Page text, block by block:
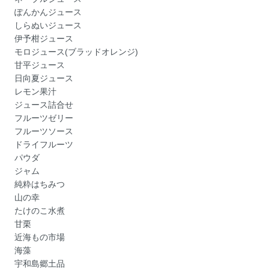
ぽんかんジュース
しらぬいジュース
伊予柑ジュース
モロジュース(ブラッドオレンジ)
甘平ジュース
日向夏ジュース
レモン果汁
ジュース詰合せ
フルーツゼリー
フルーツソース
ドライフルーツ
パウダ
ジャム
純粋はちみつ
山の幸
たけのこ水煮
甘栗
近海もの市場
海藻
宇和島郷土品